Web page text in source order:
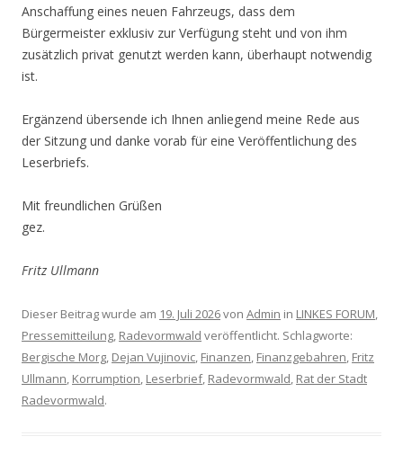
Anschaffung eines neuen Fahrzeugs, dass dem
Bürgermeister exklusiv zur Verfügung steht und von ihm
zusätzlich privat genutzt werden kann, überhaupt notwendig
ist.
Ergänzend übersende ich Ihnen anliegend meine Rede aus
der Sitzung und danke vorab für eine Veröffentlichung des
Leserbriefs.
Mit freundlichen Grüßen
gez.
Fritz Ullmann
Dieser Beitrag wurde am 19. Juli 2026von Admin in LINKES FORUM,
Pressemitteilung, Radevormwald veröffentlicht. Schlagworte:
Bergische Morg, Dejan Vujinovic, Finanzen, Finanzgebahren, Fritz
Ullmann, Korrumption, Leserbrief, Radevormwald, Rat der Stadt
Radevormwald.